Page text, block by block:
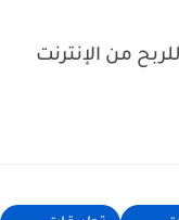
من الإنترنت